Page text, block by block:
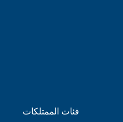
فئات الممتلكات